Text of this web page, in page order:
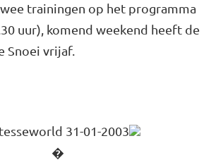
trainingen op het programma
uur), komend weekend heeft de
Snoei vrijaf.
31-01-2003
�